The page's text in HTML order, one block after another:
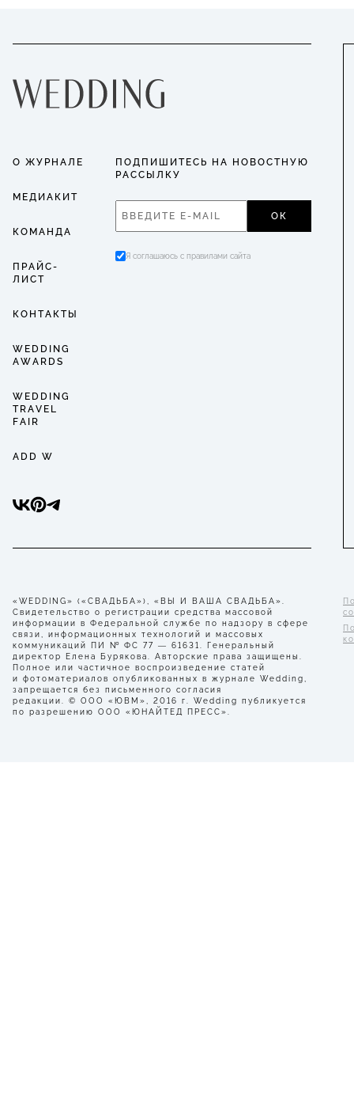
О ЖУРНАЛЕ
МЕДИАКИТ
КОМАНДА
ПРАЙС-
ЛИСТ
КОНТАКТЫ
WEDDING
AWARDS
WEDDING
TRAVEL
FAIR
ADD W
ПОДПИШИТЕСЬ НА НОВОСТНУЮ
РАССЫЛКУ
ОК
Я соглашаюсь с правилами сайта
«WEDDING» («СВАДЬБА»), «ВЫ И ВАША СВАДЬБА».
Свидетельство о регистрации средства массовой
информации в Федеральной службе по надзору в сфере
связи, информационных технологий и массовых
коммуникаций ПИ № ФС 77 — 61631. Генеральный
директор Елена Бурякова. Авторские права защищены.
Полное или частичное воспроизведение статей
и фотоматериалов опубликованных в журнале Wedding,
запрещается без письменного согласия
редакции. © ООО «ЮВМ», 2016 г. Wedding публикуется
по разрешению ООО «ЮНАЙТЕД ПРЕСС».